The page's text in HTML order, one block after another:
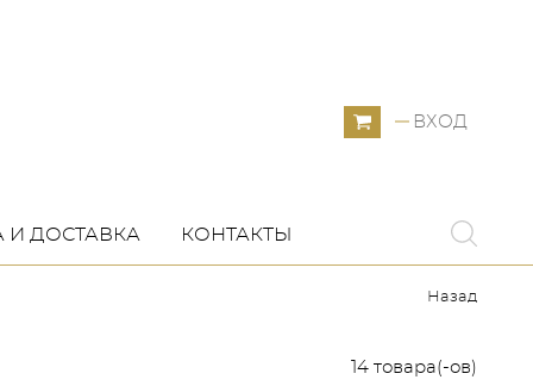
ВХОД
И ДОСТАВКА КОНТАКТЫ
Назад
14 товара(-ов)